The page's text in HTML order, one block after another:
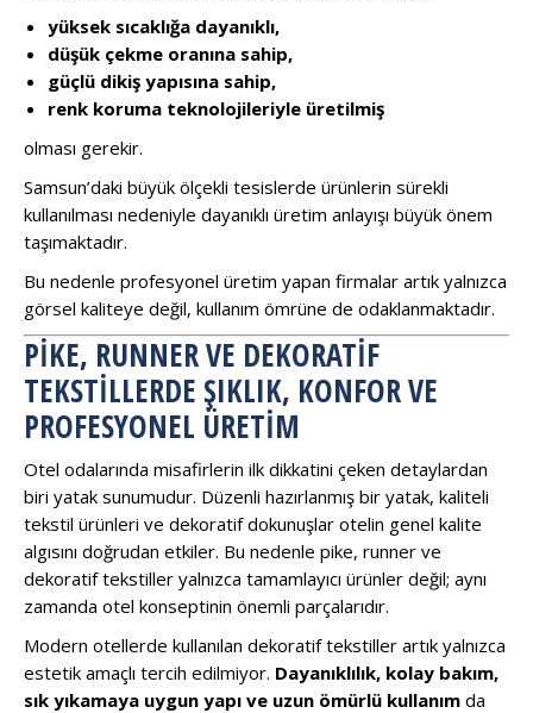
yüksek sıcaklığa dayanıklı,
düşük çekme oranına sahip,
güçlü dikiş yapısına sahip,
renk koruma teknolojileriyle üretilmiş
olması gerekir.
Samsun’daki büyük ölçekli tesislerde ürünlerin sürekli
kullanılması nedeniyle dayanıklı üretim anlayışı büyük önem
taşımaktadır.
Bu nedenle profesyonel üretim yapan firmalar artık yalnızca
görsel kaliteye değil, kullanım ömrüne de odaklanmaktadır.
PIKE, RUNNER VE DEKORATIF
TEKSTILLERDE ŞIKLIK, KONFOR VE
PROFESYONEL ÜRETIM
Otel odalarında misafirlerin ilk dikkatini çeken detaylardan
biri yatak sunumudur. Düzenli hazırlanmış bir yatak, kaliteli
tekstil ürünleri ve dekoratif dokunuşlar otelin genel kalite
algısını doğrudan etkiler. Bu nedenle pike, runner ve
dekoratif tekstiller yalnızca tamamlayıcı ürünler değil; aynı
zamanda otel konseptinin önemli parçalarıdır.
Modern otellerde kullanılan dekoratif tekstiller artık yalnızca
estetik amaçlı tercih edilmiyor. Dayanıklılık, kolay bakım,
sık yıkamaya uygun yapı ve uzun ömürlü kullanım da